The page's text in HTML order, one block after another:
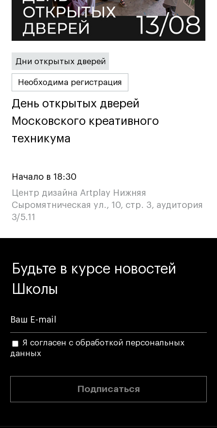
© 2026 БВШД
Условия возврата
Кредит на образование с господдержкой
Лицензия на осуществление образовательной
деятельности АНО ВО «Универсальный
Университет»
Карта сайта
Дни открытых дверей
Необходима регистрация
День открытых дверей
Московского креативного
техникума
День открытых дверей
Московского креативного
техникума
Начало в 18:30
Центр дизайна Artplay Нижняя
Сыромятническая ул., 10, стр. 3, аудитория
3/5.11
Будьте в курсе новостей
Школы
Я согласен с обработкой персональных
данных
Подписаться